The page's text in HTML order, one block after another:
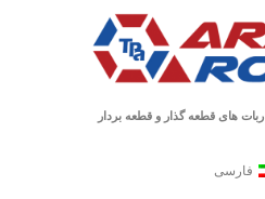
ربات های قطعه گذار و قطعه بردار
فارسی